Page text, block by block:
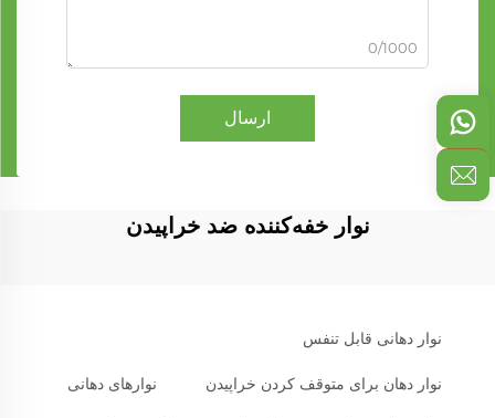
0/1000
ارسال
نوار خفه‌کننده ضد خراپیدن
نوار دهانی قابل تنفس
نوار دهان برای متوقف کردن خراپیدن نوارهای دهانی